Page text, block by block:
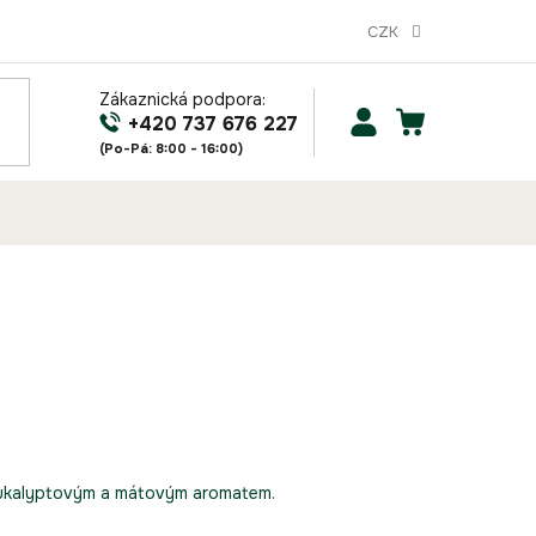
CZK
NÁKUPNÍ
Zákaznická podpora:
+420 737 676 227
a mátovým aromatem.